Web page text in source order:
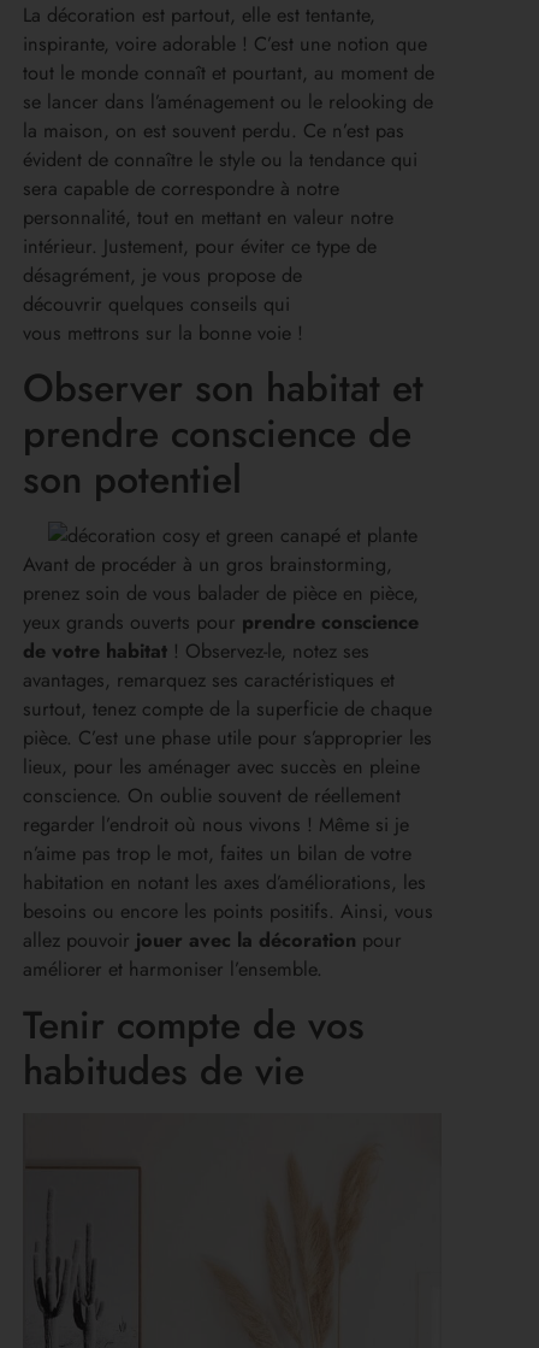
La décoration est partout, elle est tentante,
inspirante, voire adorable ! C’est une notion que
tout le monde connaît et pourtant, au moment de
se lancer dans l’aménagement ou le relooking de
la maison, on est souvent perdu. Ce n’est pas
évident de connaître le style ou la tendance qui
sera capable de correspondre à notre
personnalité, tout en mettant en valeur notre
intérieur. Justement, pour éviter ce type de
désagrément, je vous propose de
découvrir quelques conseils qui
vous mettrons sur la bonne voie !
Observer son habitat et
prendre conscience de
son potentiel
Avant de procéder à un gros brainstorming,
prenez soin de vous balader de pièce en pièce,
yeux grands ouverts pour prendre conscience
de votre habitat ! Observez-le, notez ses
avantages, remarquez ses caractéristiques et
surtout, tenez compte de la superficie de chaque
pièce. C’est une phase utile pour s’approprier les
lieux, pour les aménager avec succès en pleine
conscience. On oublie souvent de réellement
regarder l’endroit où nous vivons ! Même si je
n’aime pas trop le mot, faites un bilan de votre
habitation en notant les axes d’améliorations, les
besoins ou encore les points positifs. Ainsi, vous
allez pouvoir jouer avec la décoration pour
améliorer et harmoniser l’ensemble.
Tenir compte de vos
habitudes de vie